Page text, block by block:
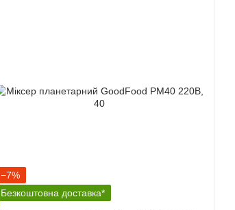
−7%
Безкоштовна доставка*